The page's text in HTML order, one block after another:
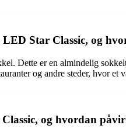
Star Classic, og
Dette er en almindelig
og andre steder, hvor et
og hvordan